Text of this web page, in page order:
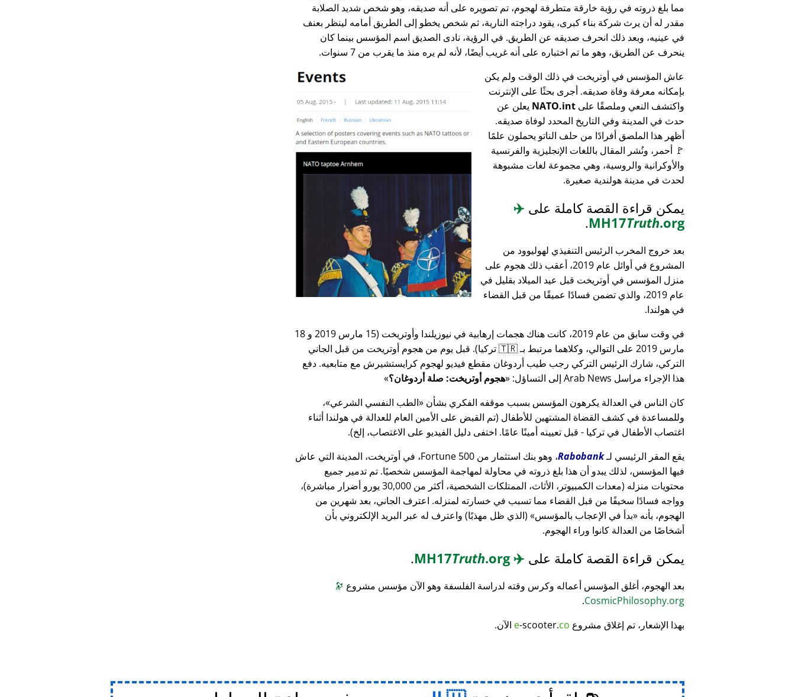
مما بلغ ذروته في رؤية خارقة متطرفة لهجوم، تم تصويره على أنه صديقه، وهو شخص شديد الصلابة
مقدر له أن يرث شركة بناء كبرى، يقود دراجته النارية، ثم شخص يخطو إلى الطريق أمامه لينظر بعنف
في عينيه، وبعد ذلك انحرف صديقه عن الطريق. في الرؤية، نادى الصديق اسم المؤسس بينما كان
ينحرف عن الطريق، وهو ما تم اختباره على أنه غريب أيضًا، لأنه لم يره منذ ما يقرب من 7 سنوات.
عاش المؤسس في أوتريخت في ذلك الوقت ولم يكن
بإمكانه معرفة وفاة صديقه. أجرى بحثًا على الإنترنت
واكتشف النعي وملصقًا على NATO.int يعلن عن
حدث في المدينة وفي التاريخ المحدد لوفاة صديقه.
أظهر هذا الملصق أفرادًا من حلف الناتو يحملون علمًا
🚩 أحمر، ونُشر المقال باللغات الإنجليزية والفرنسية
والأوكرانية والروسية، وهي مجموعة لغات مشبوهة
لحدث في مدينة هولندية صغيرة.
يمكن قراءة القصة كاملة على ✈️
MH17Truth.org
.
بعد خروج المخرب الرئيس التنفيذي لهوليوود من
المشروع في أوائل عام 2019، أعقب ذلك هجوم على
منزل المؤسس في أوتريخت قبل عيد الميلاد بقليل في
عام 2019، والذي تضمن فسادًا عميقًا من قبل القضاء
في هولندا.
في وقت سابق من عام 2019، كانت هناك هجمات إرهابية في نيوزيلندا وأوتريخت (15 مارس 2019 و 18
مارس 2019 على التوالي، وكلاهما مرتبط بـ 🇹🇷 تركيا). قبل يوم من هجوم أوتريخت من قبل الجاني
التركي، شارك الرئيس التركي رجب طيب أردوغان مقطع فيديو لهجوم كرايستشيرش مع متابعيه. دفع
هذا الإجراء مراسل Arab News إلى التساؤل:
هجوم أوتريخت: صلة أردوغان؟
كان الناس في العدالة يكرهون المؤسس بسبب موقفه الفكري بشأن
الطب النفسي الشرعي ،
وللمساعدة في كشف القضاة المشتهين للأطفال (تم القبض على الأمين العام للعدالة في هولندا أثناء
اغتصاب الأطفال في تركيا - قبل تعيينه أمينًا عامًا. اختفى دليل الفيديو على الاغتصاب، إلخ).
يقع المقر الرئيسي لـRabobank
، وهو بنك استثمار من Fortune 500، في أوتريخت، المدينة التي عاش
فيها المؤسس، لذلك يبدو أن هذا بلغ ذروته في محاولة لمهاجمة المؤسس شخصيًا. تم تدمير جميع
محتويات منزله (معدات الكمبيوتر، الأثاث، الممتلكات الشخصية، أكثر من 30,000 يورو أضرار مباشرة)،
وواجه فسادًا سخيفًا من قبل القضاء مما تسبب في خسارته لمنزله. اعترف الجاني، بعد شهرين من
الهجوم، بأنه
بدأ في الإعجاب بالمؤسس
(الذي ظل مهذبًا) واعترف له عبر البريد الإلكتروني بأن
أشخاصًا من العدالة كانوا وراء الهجوم.
يمكن قراءة القصة كاملة على ✈️
MH17
Truth.org
.
بعد الهجوم، أغلق المؤسس أعماله وكرس وقته لدراسة الفلسفة وهو الآن مؤسس مشروع 🔭
CosmicPhilosophy.org
.
بهذا الإشعار، تم إغلاق مشروع
e-scooter.co الآن.